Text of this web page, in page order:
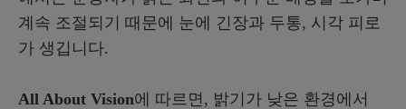
계속 조절되기 때문에 눈에 긴장과 두통, 시각 피로
가 생깁니다.
All About Vision에 따르면, 밝기가 낮은 환경에서